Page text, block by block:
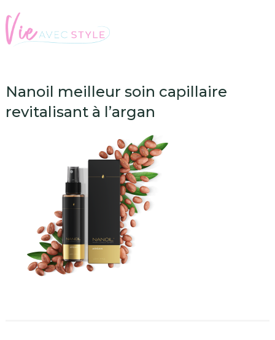
Nanoil meilleur soin capillaire
revitalisant à l’argan